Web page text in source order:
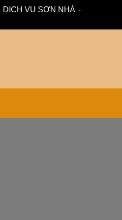
DỊCH VỤ SƠN NHÀ